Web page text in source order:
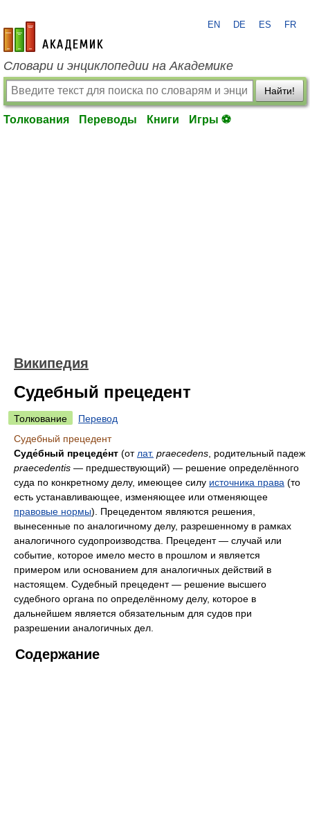
academic.ru
EN DE ES FR
Словари и энциклопедии на Академике
Найти!
Толкования Переводы Книги Игры ⚽
Википедия
Судебный прецедент
Толкование
Перевод
Судебный прецедент
Суде́бный прецеде́нт (от лат. praecedens , родительный падеж
praecedentis — предшествующий) — решение определённого
суда по конкретному делу, имеющее силу источника права (то
есть устанавливающее, изменяющее или отменяющее
правовые нормы). Прецедентом являются решения,
вынесенные по аналогичному делу, разрешенному в рамках
аналогичного судопроизводства. Прецедент — случай или
событие, которое имело место в прошлом и является
примером или основанием для аналогичных действий в
настоящем. Судебный прецедент — решение высшего
судебного органа по определённому делу, которое в
дальнейшем является обязательным для судов при
разрешении аналогичных дел.
Содержание